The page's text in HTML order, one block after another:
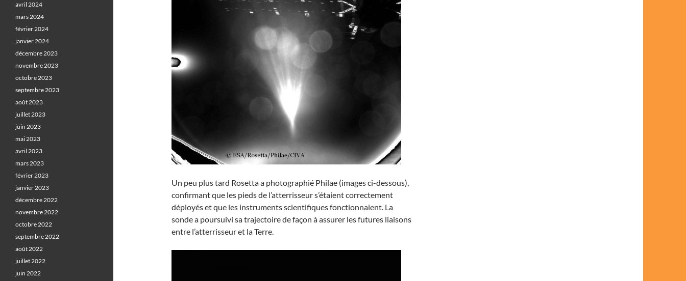
Un peu plus tard Rosetta a photographié Philae (images ci-dessous),
confirmant que les pieds de l’atterrisseur s’étaient correctement
déployés et que les instruments scientifiques fonctionnaient. La
sonde a poursuivi sa trajectoire de façon à assurer les futures liaisons
entre l’atterrisseur et la Terre.
avril 2024
mars 2024
février 2024
janvier 2024
décembre 2023
novembre 2023
octobre 2023
septembre 2023
août 2023
juillet 2023
juin 2023
mai 2023
avril 2023
mars 2023
février 2023
janvier 2023
décembre 2022
novembre 2022
octobre 2022
septembre 2022
août 2022
juillet 2022
juin 2022